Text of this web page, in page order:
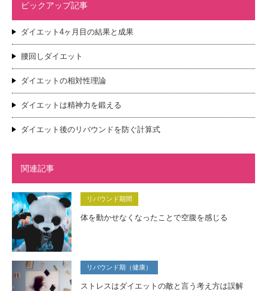
ピックアップ記事
ダイエット4ヶ月目の結果と成果
腰回しダイエット
ダイエットの相対性理論
ダイエットは精神力を鍛える
ダイエット後のリバウンドを防ぐ計算式
関連記事
リバウンド期間
体を動かせなくなったことで空腹を感じる
リバウンド期（健康）
ストレスはダイエットの敵と言う考え方は誤解